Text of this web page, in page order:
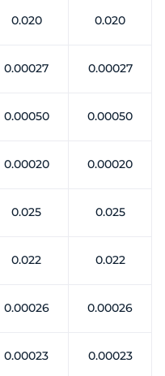
0.020 0.020
0.00027 0.00027
0.00050 0.00050
0.00020 0.00020
0.025 0.025
0.022 0.022
0.00026 0.00026
0.00023 0.00023